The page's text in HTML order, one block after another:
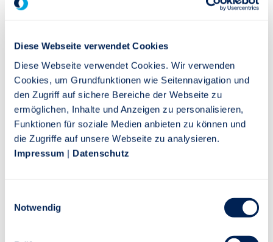
Diese Webseite verwendet Cookies
Diese Webseite verwendet Cookies. Wir verwenden
Cookies, um Grundfunktionen wie Seitennavigation und
den Zugriff auf sichere Bereiche der Webseite zu
ermöglichen, Inhalte und Anzeigen zu personalisieren,
Funktionen für soziale Medien anbieten zu können und
die Zugriffe auf unsere Webseite zu analysieren.
Impressum | Datenschutz
Notwendig
unerheblich, wie viele Kinder vorhanden sind und ob diese im
Klapper: „Die neue Stuttgarter Risikolebensversicherung
eignet sich für jede Lebenssituation und jedes
Lebensmodell, zum Beispiel für traditionelle Familien,
alleinerziehende Eltern, Patchwork-Familien oder
alternative Lebenspartnerschaften.“
Leichter zum Versicherungsschutz
Darüber hinaus müssen Kunden bei Versicherungssummen
Versicherungssumme von 300.000 Euro einreichen. „Das
Hürde. Diese haben wir deutlich gesenkt. Damit erleichtern